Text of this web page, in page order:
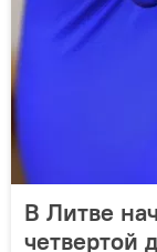
В Литве
четвертой